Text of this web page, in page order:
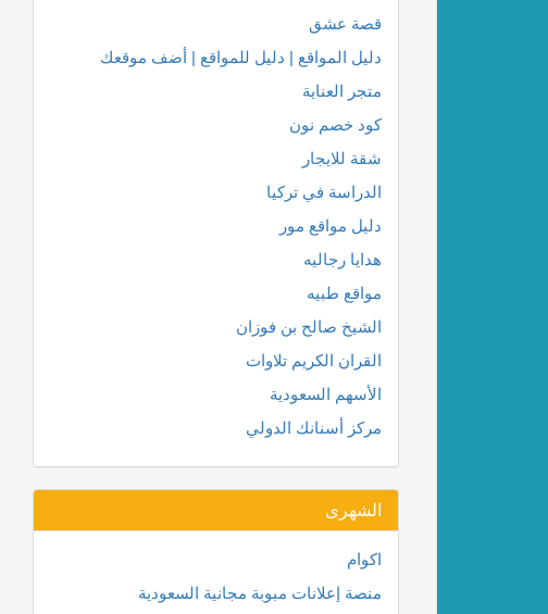
قصة عشق
دليل المواقع | دليل للمواقع | أضف موقعك
متجر العناية
كود خصم نون
شقة للايجار
الدراسة في تركيا
دليل مواقع مور
هدايا رجاليه
مواقع طبيه
الشيخ صالح بن فوزان
القران الكريم تلاوات
الأسهم السعودية
مركز أسنانك الدولي
الشهرى
اكوام
منصة إعلانات مبوبة مجانية السعودية